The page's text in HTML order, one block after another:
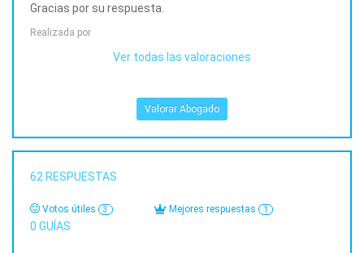
Gracias por su respuesta.
Realizada por
Ver todas las valoraciones
Valorar Abogado
62 RESPUESTAS
Votos útiles 3 Mejores respuestas 1
0 GUÍAS